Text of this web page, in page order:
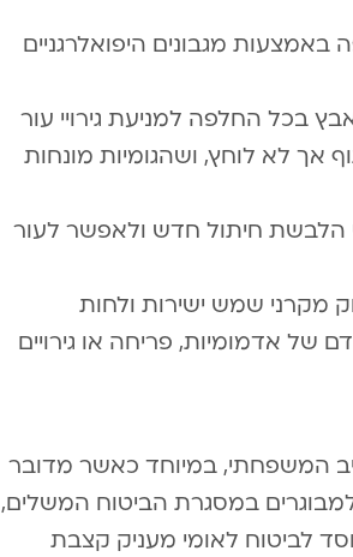
באמצעות מגבונים היפואלרגניים
החלפה למניעת גירויי עור
אך לא לוחץ, ושהגומיות מונחות
הלבשת חיתול חדש ולאפשר לעור
מקרני שמש ישירות ולחות
של אדמומיות, פריחה או גירויים
המשפחתי, במיוחד כאשר מדובר
למבוגרים במסגרת הביטוח המשלים,
לביטוח לאומי מעניק קצבת